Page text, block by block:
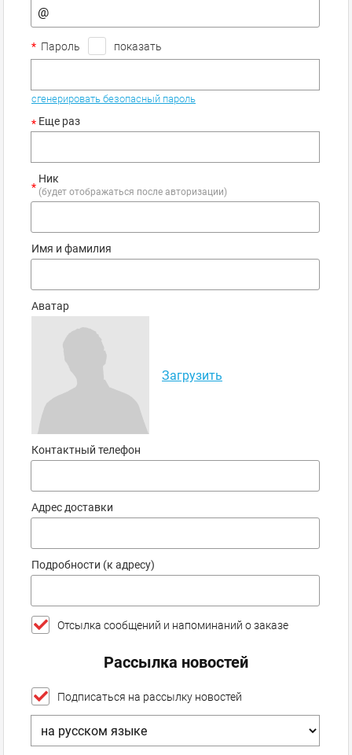
* Пароль показать
сгенерировать безопасный пароль
* Еще раз
*
Ник
(будет отображаться после авторизации)
Имя и фамилия
Аватар
Загрузить
Контактный телефон
Адрес доставки
Подробности (к адресу)
Отсылка сообщений и напоминаний о заказе
Рассылка новостей
Подписаться на рассылку новостей